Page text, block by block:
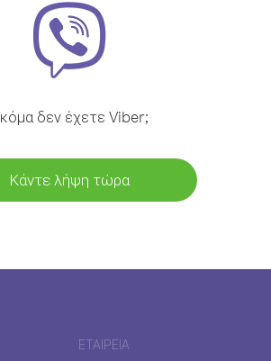
δεν έχετε Viber;
Κάντε λήψη τώρα
ΕΤΑΙΡΕΊΑ